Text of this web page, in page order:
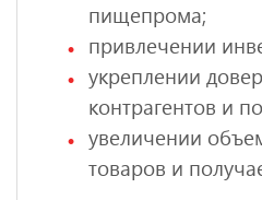
пищепрома;
привлечении
укреплении
контрагентов и
увеличении
товаров и